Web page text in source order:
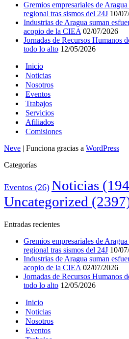
Gremios empresariales de
regional tras sismos del 24J 10/
Industrias de Aragua suman
acopio de la CIEA 02/07/2026
Jornadas de Recursos Humanos
todo lo alto 12/05/2026
Inicio
Noticias
Nosotros
Eventos
Trabajos
Servicios
Afiliados
Comisiones
Neve | Funciona gracias a WordPress
Categorías
Eventos (26) Noticias
Uncategorized
Entradas recientes
Gremios empresariales de
regional tras sismos del 24J 10/
Industrias de Aragua suman
acopio de la CIEA 02/07/2026
Jornadas de Recursos Humanos
todo lo alto 12/05/2026
Inicio
Noticias
Nosotros
Eventos